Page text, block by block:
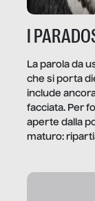
I
La parola da
che si porta
include
facciata. Per
aperte dalla
maturo: